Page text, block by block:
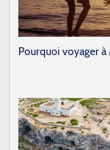
Pourquoi voyager